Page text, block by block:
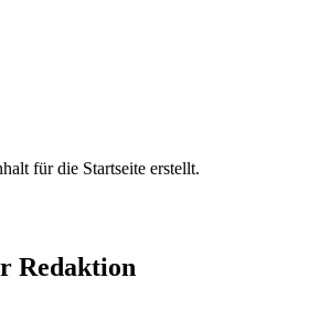
für die Startseite erstellt.
Redaktion